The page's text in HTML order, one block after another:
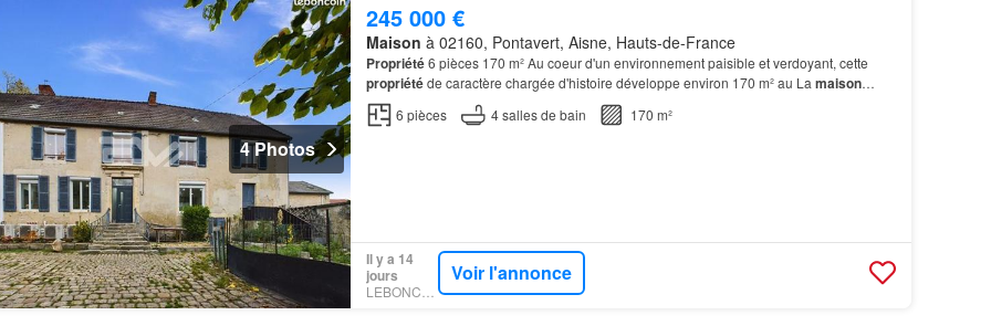
4 Photos
245 000 €
Maison à 02160, Pontavert, Aisne, Hauts-de-France
Propriété6 pièces 170 m² Au coeur d'un environnement paisible et verdoyant, cette
propriétéde caractère chargée d'histoire développe environ 170 m² au La maison
principale s'organise sur deux niveaux.…
6 pièces 4salles de bain 170 m²
Il y a 14
jours
Voir l'annonce